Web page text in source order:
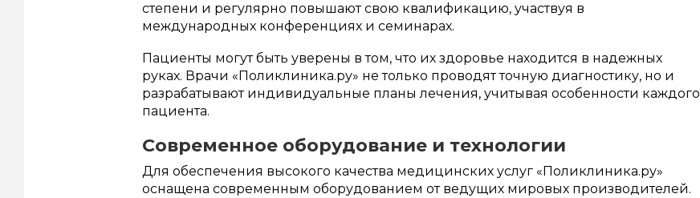
степени и регулярно повышают свою квалификацию, участвуя в
международных конференциях и семинарах.
Пациенты могут быть уверены в том, что их здоровье находится в надежных
руках. Врачи «Поликлиника.ру» не только проводят точную диагностику, но и
разрабатывают индивидуальные планы лечения, учитывая особенности каждого
пациента.
Современное оборудование и технологии
Для обеспечения высокого качества медицинских услуг «Поликлиника.ру»
оснащена современным оборудованием от ведущих мировых производителей.